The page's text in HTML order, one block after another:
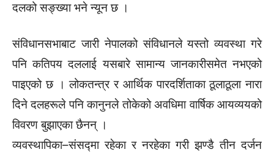
दलको सङ्ख्या भने न्यून छ ।
संविधानसभाबाट जारी नेपालको संविधानले यस्तो व्यवस्था गरे
पनि कतिपय दललाई यसबारे सामान्य जानकारीसमेत नभएको
पाइएको छ । लोकतन्त्र र आर्थिक पारदर्शिताका ठूलाठूला नारा
दिने दलहरूले पनि कानुनले तोकेको अवधिमा वार्षिक आयव्ययको
विवरण बुझाएका छैनन् ।
व्यवस्थापिका–संसद्मा रहेका र नरहेका गरी झण्डै तीन दर्जन